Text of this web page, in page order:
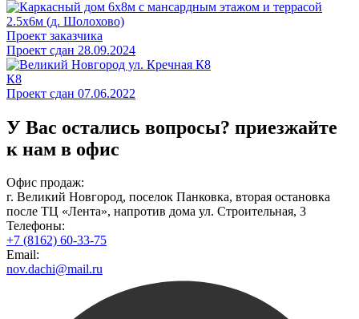
Проект заказчика
Проект сдан 28.09.2024
К8
Проект сдан 07.06.2022
У Вас остались вопросы? приезжайте
к нам в офис
Офис продаж:
г. Великий Новгород, поселок Панковка, вторая остановка
после ТЦ «Лента», напротив дома ул. Строительная, 3
Телефоны:
+7 (8162) 60-33-75
Email:
nov.dachi@mail.ru